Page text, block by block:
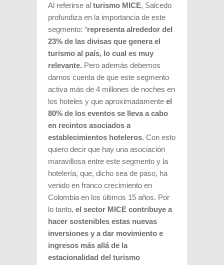
Al referirse al turismo MICE, Salcedo
profundiza en la importancia de este
segmento: “representa alrededor del
23% de las divisas que genera el
turismo al país, lo cual es muy
relevante. Pero además debemos
darnos cuenta de que este segmento
activa más de 4 millones de noches en
los hoteles y que aproximadamente el
80% de los eventos se lleva a cabo
en recintos asociados a
establecimientos hoteleros. Con esto
quiero decir que hay una asociación
maravillosa entre este segmento y la
hotelería, que, dicho sea de paso, ha
venido en franco crecimiento en
Colombia en los últimos 15 años. Por
lo tanto, el sector MICE contribuye a
hacer sostenibles estas nuevas
inversiones y a dar movimiento e
ingresos más allá de la
estacionalidad del turismo